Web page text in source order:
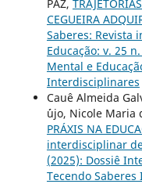
PAZ,
CEGUEIRA
Saberes: Revista
Educação: v. 25
Mental e
Interdisciplinares
Cauê Almeida
´´ujo, Nicole
PRÁXIS NA
interdisciplinar
(2025): Dossiê
Tecendo